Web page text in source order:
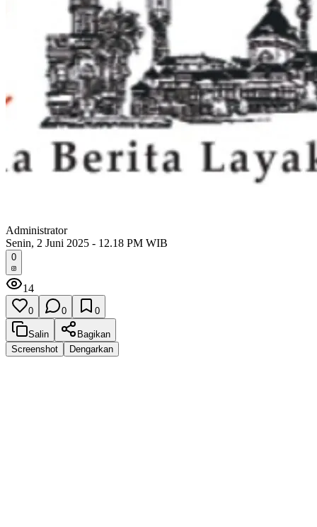
Administrator
Senin, 2 Juni 2025 - 12.18 PM WIB
0
14
0 0 0
Salin
Bagikan
Screenshot
Dengarkan